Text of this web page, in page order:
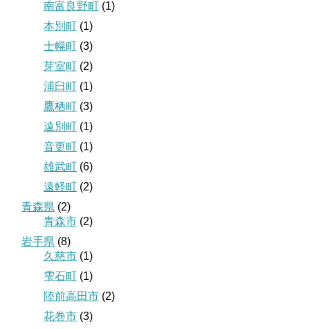
南富良野町 (1)
本別町 (1)
士幌町 (3)
芽室町 (2)
浦臼町 (1)
鷹栖町 (3)
遠別町 (1)
音更町 (1)
雄武町 (6)
遠軽町 (2)
青森県 (2)
青森市 (2)
岩手県 (8)
久慈市 (1)
雫石町 (1)
陸前高田市 (2)
花巻市 (3)